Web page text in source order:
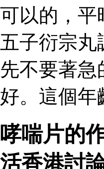
可以的，平
五子衍宗
先不要著
好。這個年
哮喘片的
活香港討